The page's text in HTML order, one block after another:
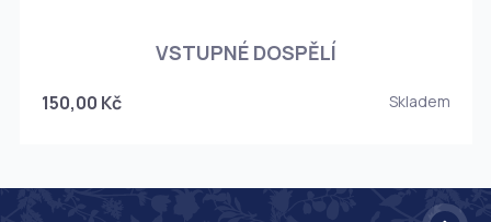
VSTUPNÉ DOSPĚLÍ
150,00 Kč Skladem